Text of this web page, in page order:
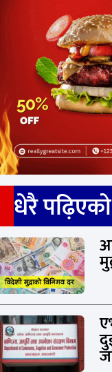
धेरै पढ़िएको